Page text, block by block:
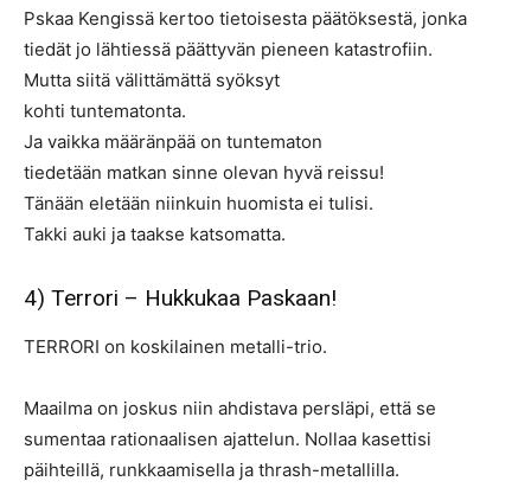
Pskaa Kengissä kertoo tietoisesta päätöksestä, jonka
tiedät jo lähtiessä päättyvän pieneen katastrofiin.
Mutta siitä välittämättä syöksyt
kohti tuntematonta.
Ja vaikka määränpää on tuntematon
tiedetään matkan sinne olevan hyvä reissu!
Tänään eletään niinkuin huomista ei tulisi.
Takki auki ja taakse katsomatta.
4) Terrori – Hukkukaa Paskaan!
TERRORI on koskilainen metalli-trio.
Maailma on joskus niin ahdistava persläpi, että se
sumentaa rationaalisen ajattelun. Nollaa kasettisi
päihteillä, runkkaamisella ja thrash-metallilla.